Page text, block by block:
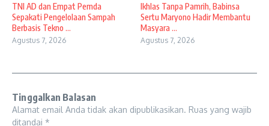
TNI AD dan Empat Pemda
Sepakati Pengelolaan Sampah
Berbasis Tekno ...
Agustus 7, 2026
Ikhlas Tanpa Pamrih, Babinsa
Sertu Maryono Hadir Membantu
Masyara ...
Agustus 7, 2026
Tinggalkan Balasan
Alamat email Anda tidak akan dipublikasikan. Ruas yang wajib
ditandai *